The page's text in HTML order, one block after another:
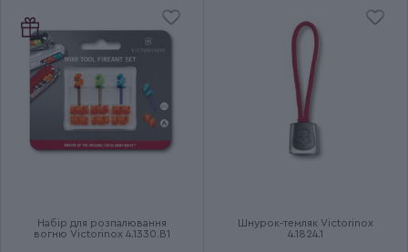
Набір для розпалювання
вогню Victorinox 4.1330.B1
Шнурок-темляк Victorinox
4.1824.1